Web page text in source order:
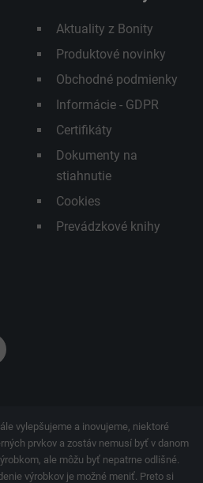
Aktuality z Bonity
Produktové novinky
Obchodné podmienky
Informácie - GDPR
Certifikáty
Dokumenty na
stiahnutie
Cookies
Prevádzkové knihy
vylepšujeme a inovujeme, niektoré
prvkov a zostáv nemusí byť v danom
ale môžu byť nepatrne odlišné.
výrobkov je možné meniť. Preto si